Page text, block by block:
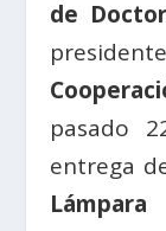
de
pasado
entrega